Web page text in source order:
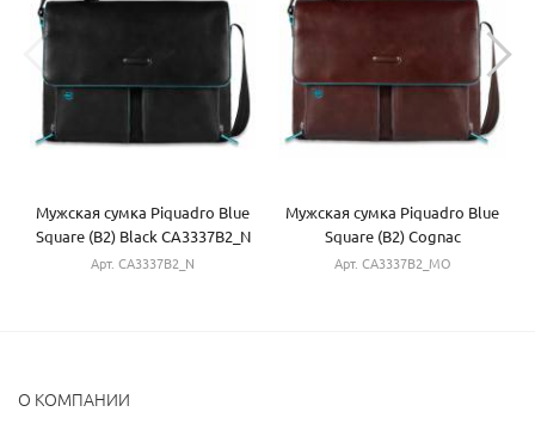
Мужская сумка Piquadro Blue
Square (B2) Black CA3337B2_N
Арт. CA3337B2_N
Мужская сумка Piquadro Blue
Square (B2) Cognac
CA3337B2_MO
Арт. CA3337B2_MO
О КОМПАНИИ